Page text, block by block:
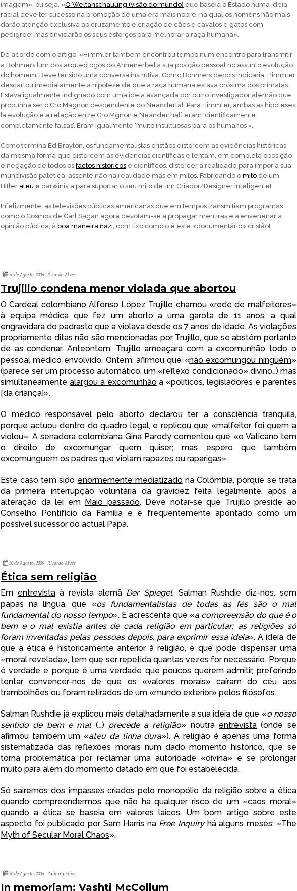
imagem», ou seja, «O Weltanschauung (visão do mundo) que baseia o Estado numa ideia
racial deve ter sucesso na promoção de uma era mais nobre, na qual os homens não mais
darão atenção exclusiva ao cruzamento e criação de cães e cavalos e gatos com
pedigree, mas envidarão os seus esforços para melhorar a raça humana».
De acordo com o artigo, «Himmler também encontrou tempo num encontro para transmitir
a Bohmers [um dos arqueólogos do Ahnenerbe] a sua posição pessoal no assunto evolução
do homem. Deve ter sido uma conversa instrutiva. Como Bohmers depois indicaria, Himmler
descartou imediatamente a hipótese de que a raça humana estava próxima dos primatas.
Estava igualmente indignado com uma ideia avançada por outro investigador alemão que
propunha ser o Cro Magnon descendente do Neandertal. Para Himmler, ambas as hipóteses
[a evolução e a relação entre Cro Mgnon e Neanderthal] eram ‘cientificamente
completamente falsas’. Eram igualmente ‘muito insultuosas para os humanos’».
Como termina Ed Brayton, os fundamentalistas cristãos distorcem as evidências históricas
da mesma forma que distorcem as evidências científicas e tentam, em completa oposição
e negação de todos osfactos históricos e científicos, distorcer a realidade para impor a sua
mundivisão patética, assente não na realidade mas em mitos. Fabricando o mito de um
Hitler ateu e darwinista para suportar o seu mito de um Criador/Designer inteligente!
Infelizmente, as televisões públicas americanas que em tempos transmitiam programas
como o Cosmos de Carl Sagan agora devotam-se a propagar mentiras e a envenenar a
opinião pública, à boa maneira nazi, com lixo como o é este «documentário» cristão!
30 de Agosto, 2006 Ricardo Alves
Trujillo condena menor violada que abortou
O Cardeal colombiano Alfonso López Trujillo chamou«rede de malfeitores»
à equipa médica que fez um aborto a uma garota de 11 anos, a qual
engravidara do padrasto que a violava desde os 7 anos de idade. As violações
propriamente ditas não são mencionadas por Trujillo, que se abstém portanto
de as condenar. Anteontem, Trujilloameaçara com a excomunhão todo o
pessoal médico envolvido. Ontem, afirmou que «não excomungou ninguém»
(parece ser um processo automático, um «reflexo condicionado» divino…) mas
simultaneamente alargou a excomunhãoa «políticos, legisladores e parentes
[da criança]».
O médico responsável pelo aborto declarou ter a consciência tranquila,
porque actuou dentro do quadro legal, e replicou que «malfeitor foi quem a
violou». A senadora colombiana Gina Parody comentou que «o Vaticano tem
o direito de excomungar quem quiser; mas espero que também
excomunguem os padres que violam rapazes ou raparigas».
Este caso tem sido enormemente mediatizadona Colômbia, porque se trata
da primeira interrupção voluntária da gravidez feita legalmente, após a
alteração da lei em Maio passado. Deve notar-se que Trujillo preside ao
Conselho Pontifício da Família e é frequentemente apontado como um
possível sucessor do actual Papa.
30 de Agosto, 2006 Ricardo Alves
Ética sem religião
Em entrevistaà revista alemã Der Spiegel, Salman Rushdie diz-nos, sem
papas na língua, que «os fundamentalistas de todas as fés são o mal
fundamental do nosso tempo». E acrescenta que «a compreensão do que é o
bem e o mal existia antes de cada religião em particular; as religiões só
foram inventadas pelas pessoas depois, para exprimir essa ideia». A ideia de
que a ética é historicamente anterior à religião, e que pode dispensar uma
«moral revelada», tem que ser repetida quantas vezes for necessário. Porque
é verdade e porque é uma verdade que poucos querem admitir, preferindo
tentar convencer-nos de que os «valores morais» caíram do céu aos
trambolhões ou foram retirados de um «mundo exterior» pelos filósofos.
Salman Rushdie já explicou mais detalhadamente a sua ideia de que «o nosso
sentido de bem e mal(…) precede a religião» noutra entrevista (onde se
afirmou também um «ateu da linha dura»). A religião é apenas uma forma
sistematizada das reflexões morais num dado momento histórico, que se
torna problemática por reclamar uma autoridade «divina» e se prolongar
muito para além do momento datado em que foi estabelecida.
Só sairemos dos impasses criados pelo monopólio da religião sobre a ética
quando compreendermos que não há qualquer risco de um «caos moral»
quando a ética se baseia em valores laicos. Um bom artigo sobre este
aspecto foi publicado por Sam Harris na Free Inquiryhá alguns meses: «The
Myth of Secular Moral Chaos».
30 de Agosto, 2006 Palmira Silva
In memoriam: Vashti McCollum